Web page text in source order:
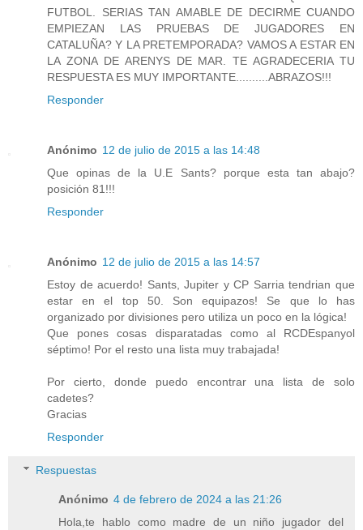
FUTBOL. SERIAS TAN AMABLE DE DECIRME CUANDO
EMPIEZAN LAS PRUEBAS DE JUGADORES EN
CATALUÑA? Y LA PRETEMPORADA? VAMOS A ESTAR EN
LA ZONA DE ARENYS DE MAR. TE AGRADECERIA TU
RESPUESTA ES MUY IMPORTANTE..........ABRAZOS!!!
Responder
Anónimo 12 de julio de 2015 a las 14:48
Que opinas de la U.E Sants? porque esta tan abajo?
posición 81!!!
Responder
Anónimo 12 de julio de 2015 a las 14:57
Estoy de acuerdo! Sants, Jupiter y CP Sarria tendrian que
estar en el top 50. Son equipazos! Se que lo has
organizado por divisiones pero utiliza un poco en la lógica!
Que pones cosas disparatadas como al RCDEspanyol
séptimo! Por el resto una lista muy trabajada!
Por cierto, donde puedo encontrar una lista de solo
cadetes?
Gracias
Responder
Respuestas
Anónimo 4 de febrero de 2024 a las 21:26
Hola,te hablo como madre de un niño jugador del